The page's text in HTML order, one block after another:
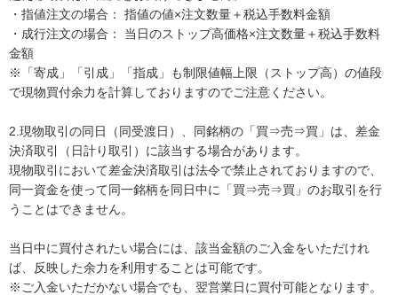
・指値注文の場合： 指値の値×注文数量＋税込手数料金額
・成行注文の場合： 当日のストップ高価格×注文数量＋税込手数料
金額
※「寄成」「引成」「指成」も制限値幅上限（ストップ高）の値段
で現物買付余力を計算しておりますのでご注意ください。
2.現物取引の同日（同受渡日）、同銘柄の「買⇒売⇒買」は、差金
決済取引（日計り取引）に該当する場合があります。
現物取引において差金決済取引は法令で禁止されておりますので、
同一資金を使って同一銘柄を同日中に「買⇒売⇒買」のお取引を行
うことはできません。
当日中に買付されたい場合には、該当金額のご入金をいただけれ
ば、反映した余力を利用することは可能です。
※ご入金いただかない場合でも、翌営業日に買付可能となります。